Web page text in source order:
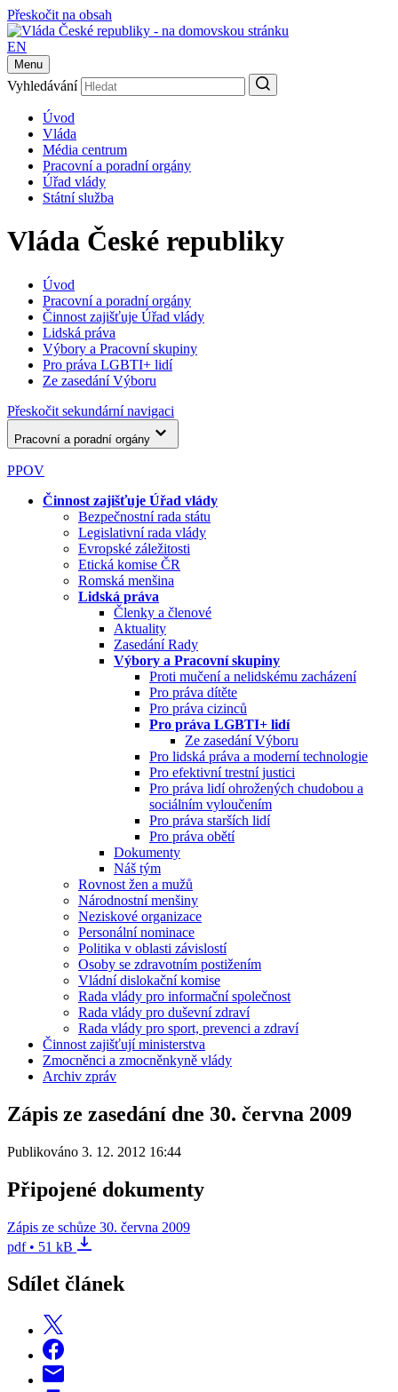
Přeskočit na obsah
EN
Menu
Vyhledávání
Úvod
Vláda
Média centrum
Pracovní a poradní orgány
Úřad vlády
Státní služba
Vláda České republiky
Úvod
Pracovní a poradní orgány
Činnost zajišťuje Úřad vlády
Lidská práva
Výbory a Pracovní skupiny
Pro práva LGBTI+ lidí
Ze zasedání Výboru
Přeskočit sekundární navigaci
Pracovní a poradní orgány
PPOV
Činnost zajišťuje Úřad vlády
Bezpečnostní rada státu
Legislativní rada vlády
Evropské záležitosti
Etická komise ČR
Romská menšina
Lidská práva
Členky a členové
Aktuality
Zasedání Rady
Výbory a Pracovní skupiny
Proti mučení a nelidskému zacházení
Pro práva dítěte
Pro práva cizinců
Pro práva LGBTI+ lidí
Ze zasedání Výboru
Pro lidská práva a moderní technologie
Pro efektivní trestní justici
Pro práva lidí ohrožených chudobou a
sociálním vyloučením
Pro práva starších lidí
Pro práva obětí
Dokumenty
Náš tým
Rovnost žen a mužů
Národnostní menšiny
Neziskové organizace
Personální nominace
Politika v oblasti závislostí
Osoby se zdravotním postižením
Vládní dislokační komise
Rada vlády pro informační společnost
Rada vlády pro duševní zdraví
Rada vlády pro sport, prevenci a zdraví
Činnost zajišťují ministerstva
Zmocněnci a zmocněnkyně vlády
Archiv zpráv
Zápis ze zasedání dne 30. června 2009
Publikováno 3. 12. 2012 16:44
Připojené dokumenty
Zápis ze schůze 30. června 2009
pdf • 51 kB
Sdílet článek